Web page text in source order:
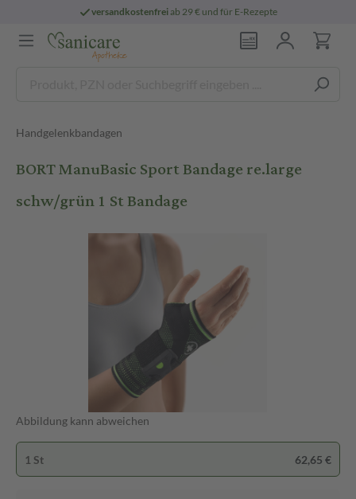
versandkostenfreiab 29 € und für E-Rezepte
Handgelenkbandagen
BORT ManuBasic Sport Bandage re.large
schw/grün 1 St Bandage
Abbildung kann abweichen
1 St 62,65 €